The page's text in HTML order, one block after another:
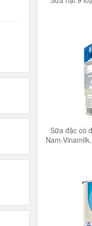
Sữa đặc có
Nam-